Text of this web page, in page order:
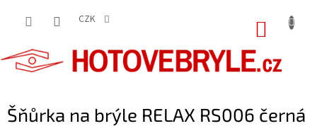
CZK
Šňůrka na brýle RELAX RS006 černá